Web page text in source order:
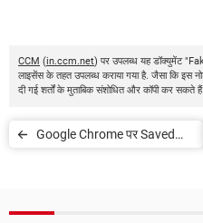
CCM (in.ccm.net) पर उपलब्ध यह डॉक्युमेंट
लाइसेंस के तहत उपलब्ध कराया गया है. जैसा कि इस
दी गई शर्तों के मुताबिक संशोधित और कॉपी कर सकते हैं.
Google Chrome पर Saved